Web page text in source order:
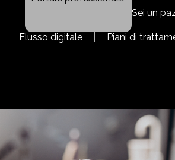
Sei un
Flusso digitale Piani di